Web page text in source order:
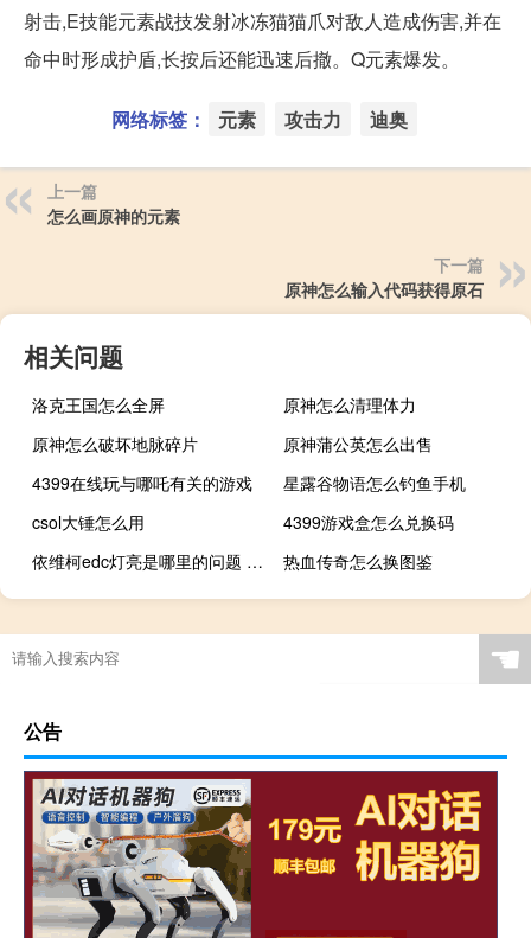
射击,E技能元素战技发射冰冻猫猫爪对敌人造成伤害,并在
命中时形成护盾,长按后还能迅速后撤。Q元素爆发。
网络标签： 元素 攻击力 迪奥
上一篇
怎么画原神的元素
下一篇
原神怎么输入代码获得原石
相关问题
洛克王国怎么全屏
原神怎么清理体力
原神怎么破坏地脉碎片
原神蒲公英怎么出售
4399在线玩与哪吒有关的游戏
星露谷物语怎么钓鱼手机
csol大锤怎么用
4399游戏盒怎么兑换码
依维柯edc灯亮是哪里的问题 依维柯edc灯亮什么意思
热血传奇怎么换图鉴
☚
公告